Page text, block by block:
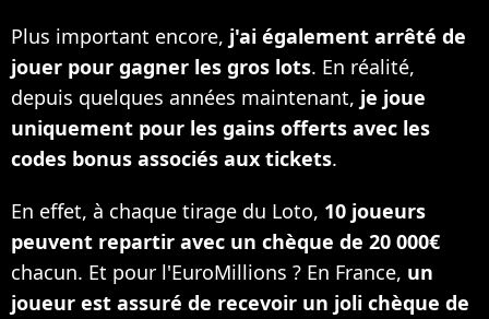
Plus important encore, j'ai également arrêté de
jouer pour gagner les gros lots. En réalité,
depuis quelques années maintenant, je joue
uniquement pour les gains offerts avec les
codes bonus associés aux tickets.
En effet, à chaque tirage du Loto, 10 joueurs
peuvent repartir avec un chèque de 20 000€
chacun. Et pour l'EuroMillions ? En France, un
joueur est assuré de recevoir un joli chèque de